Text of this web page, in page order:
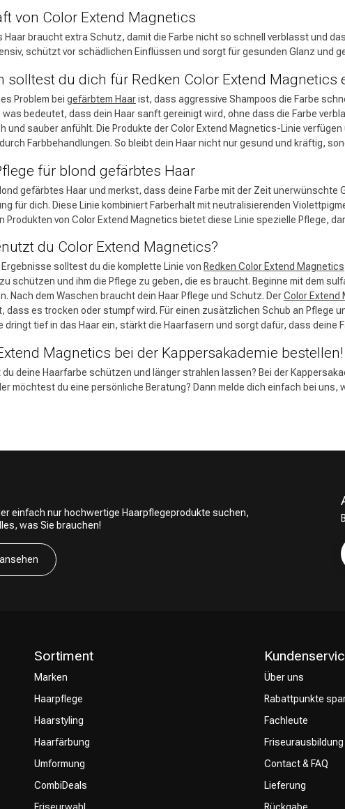
von Color Extend Magnetics
Haar braucht extra Schutz, damit die Farbe nicht so schnell verblasst und
schützt vor schädlichen Einflüssen und sorgt für gesunden Glanz und
solltest du dich für Redken Color Extend Magnetics
Problem bei gefärbtem Haarist, dass aggressive Shampoos die Farbe
was bedeutet, dass dein Haar sanft gereinigt wird, ohne dass die Farbe
und sauber anfühlt. Die Produkte der Color Extend Magnetics-Linie verfügen
Farbbehandlungen. So bleibt dein Haar nicht nur gesund und kräftig,
für blond gefärbtes Haar
gefärbtes Haar und merkst, dass deine Farbe mit der Zeit unerwünschte
für dich. Diese Linie kombiniert Farberhalt mit neutralisierenden
Produkten von Color Extend Magnetics bietet diese Linie spezielle Pflege,
du Color Extend Magnetics?
Ergebnisse solltest du die komplette Linie von Redken Color Extend Magnetics
schützen und ihm die Pflege zu geben, die es braucht. Beginne mit dem
Nach dem Waschen braucht dein Haar Pflege und Schutz. DerColor Extend
dass es trocken oder stumpf wird. Für einen zusätzlichen Schub an Pflege
dringt tief in das Haar ein, stärkt die Haarfasern und sorgt dafür, dass deine
Magnetics bei der Kappersakademie bestellen!
deine Haarfarbe schützen und länger strahlen lassen? Bei der
möchtest du eine persönliche Beratung? Dann melde dich einfach bei uns,
einfach nur hochwertige Haarpflegeprodukte suchen,
was Sie brauchen!
Sortiment
Marken
Haarpflege
Haarstyling
Haarfärbung
Umformung
CombiDeals
Über uns
Rabattpunkte
Fachleute
Friseurausbildung
Contact & FAQ
Lieferung